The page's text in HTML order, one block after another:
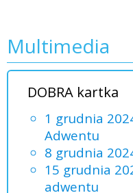
Multimedia
DOBRA kartka
1 grudnia
Adwentu
8 grudnia
15 grudnia
adwentu